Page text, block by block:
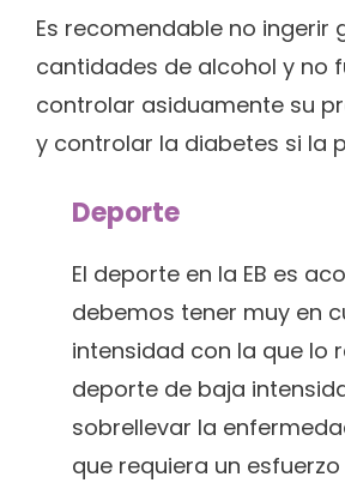
Es recomendable no ingerir
cantidades de alcohol y no
controlar asiduamente su
y controlar la diabetes si la
Deporte
El deporte en la EB es
debemos tener muy en
intensidad con la que lo
deporte de baja
sobrellevar la
que requiera un